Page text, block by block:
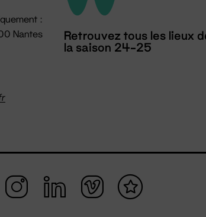
:
Nantes
Retrouvez tous les lieux
la saison 24-25